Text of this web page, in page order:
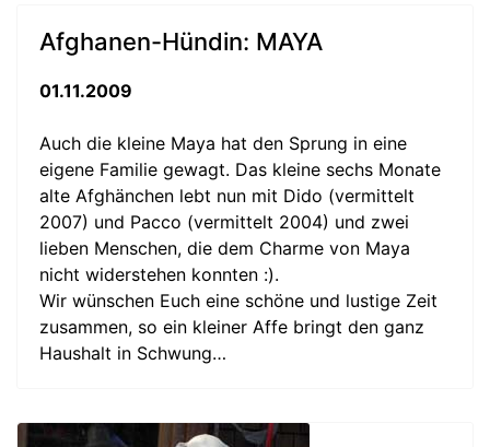
Afghanen-Hündin: MAYA
01.11.2009
Auch die kleine Maya hat den Sprung in eine
eigene Familie gewagt. Das kleine sechs Monate
alte Afghänchen lebt nun mit Dido (vermittelt
2007) und Pacco (vermittelt 2004) und zwei
lieben Menschen, die dem Charme von Maya
nicht widerstehen konnten :).
Wir wünschen Euch eine schöne und lustige Zeit
zusammen, so ein kleiner Affe bringt den ganz
Haushalt in Schwung…